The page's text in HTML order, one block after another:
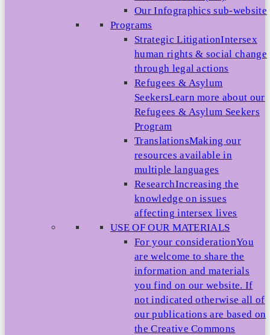
Our Infographics sub-website
Programs
Strategic LitigationIntersex
human rights & social change
through legal actions
Refugees & Asylum
SeekersLearn more about our
Refugees & Asylum Seekers
Program
TranslationsMaking our
resources available in
multiple languages
ResearchIncreasing the
knowledge on issues
affecting intersex lives
USE OF OUR MATERIALS
For your considerationYou
are welcome to share the
information and materials
you find on our website. If
not indicated otherwise all of
our publications are based on
the Creative Commons